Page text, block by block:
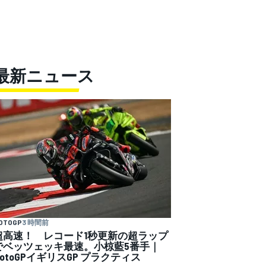
新ニュース
3 時間前
高速！ レコード1秒更新の超ラップ
ベッツェッキ最速。小椋藍5番手｜
イギリスGP プラクティス